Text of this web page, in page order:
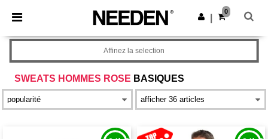
× Appli Needen
Meilleurs prix sur l’app !
Obtenir l'appli
0
SWEATS HOMMES ROSE BASIQUES
Affinez la selection